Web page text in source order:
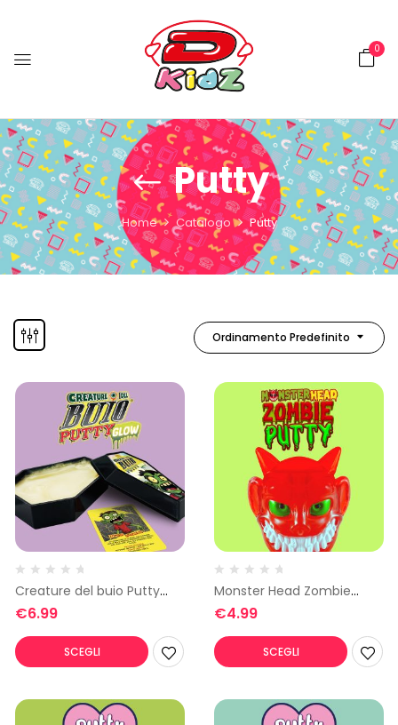
0
Putty
Home Catalogo Putty
Ordinamento Predefinito
Creature del buio Putty
Glow
€6.99
SCEGLI
Monster Head Zombie
Putty
€4.99
SCEGLI